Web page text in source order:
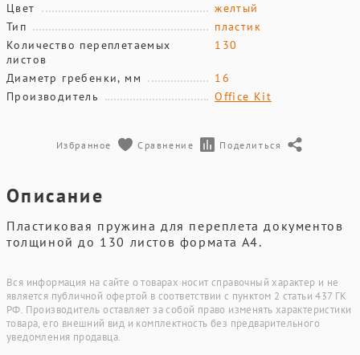
Цвет
желтый
Тип
пластик
Количество переплетаемых
листов
130
Диаметр гребенки, мм
16
Производитель
Office Kit
Избранное Сравнение Поделиться
Описание
Пластиковая пружина для переплета документов
толщиной до 130 листов формата А4.
Вся информация на сайте о товарах носит справочный характер и не
является публичной офертой в соответствии с пунктом 2 статьи 437 ГК
РФ. Производитель оставляет за собой право изменять характеристики
товара, его внешний вид и комплектность без предварительного
уведомления продавца.